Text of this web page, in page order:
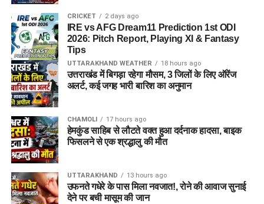
CRICKET 2 days ago
IRE vs AFG Dream11 Prediction 1st ODI
2026: Pitch Report, Playing XI & Fantasy
Tips
UTTARAKHAND WEATHER 18 hours ago
उत्तराखंड में बिगड़ा रहेगा मौसम, 3 जिलों के लिए ऑरेंज
अलर्ट, कई जगह भारी बारिश का अनुमान
CHAMOLI 17 hours ago
हेमकुंड साहिब से लौटते वक्त हुआ दर्दनाक हादसा, बाइक
फिसलने से एक श्रद्धालु की मौत
UTTARAKHAND 13 hours ago
उफनते गधेरे के पास मिला नवजात!, रोने की आवाज सुनाई
देने पर बची मासूम की जान